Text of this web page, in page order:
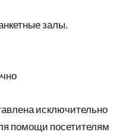
залы,
исключительно
помощи посетителям